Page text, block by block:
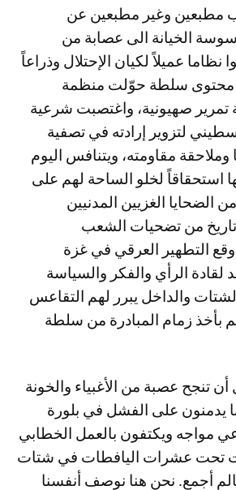
مطبعين وغير مطبعين عن
الخيانة الى عصابة من
عميلاً لكيان الإحتلال وذراعاً
محتوى سلطة حوّلت منظمة
تمرير صهيونية، واغتصبت شرعية
لتزوير إرادته في تصفية
مقاومته، ويتنافس اليوم
استحقاقاً لخلو الساحة لهم على
الضحايا الغزيين المدنيين
من تضحيات الشعب
التطهير العرقي في غزة
لقادة الرأي والفكر والسياسة
والداخل يبرر لهم التقاعس
بأخذ زمام المبادرة من سلطة
تنجح عصبة من الأغبياء والخونة
يدمنون على الفشل في بلورة
مواجه ويكتفون بالعمل الخطابي
تحت عشرات اليافطات في شتات
أجمع. نحن هنا نوصف أنفسنا